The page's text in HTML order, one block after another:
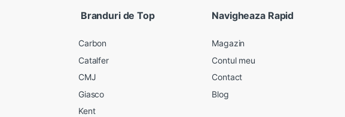
Branduri de Top
Carbon
Catalfer
CMJ
Giasco
Kent
Navigheaza Rapid
Magazin
Contul meu
Contact
Blog